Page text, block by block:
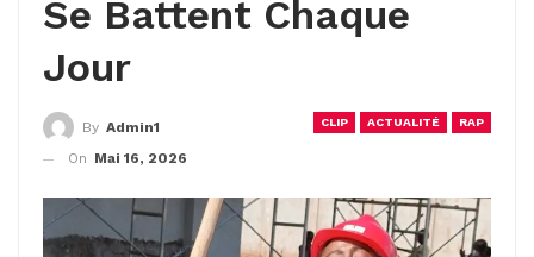
Se Battent Chaque
Jour
CLIP ACTUALITÉ RAP
By Admin1
On Mai 16, 2026